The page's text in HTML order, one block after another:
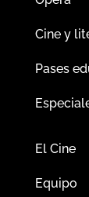
Cine y
Pases
El Cine
Equipo